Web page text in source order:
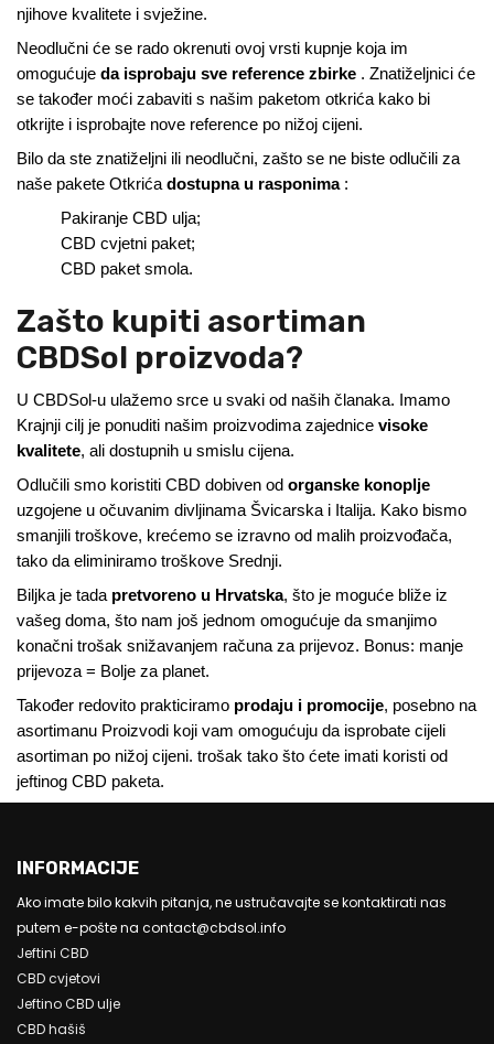
njihove kvalitete i svježine.
Neodlučni će se rado okrenuti ovoj vrsti kupnje koja im
omogućuje da isprobaju sve reference zbirke . Znatiželjnici će
se također moći zabaviti s našim paketom otkrića kako bi
otkrijte i isprobajte nove reference po nižoj cijeni.
Bilo da ste znatiželjni ili neodlučni, zašto se ne biste odlučili za
naše pakete Otkrića dostupna u rasponima:
Pakiranje CBD ulja;
CBD cvjetni paket;
CBD paket smola.
Zašto kupiti asortiman
CBDSol proizvoda?
U CBDSol-u ulažemo srce u svaki od naših članaka. Imamo
Krajnji cilj je ponuditi našim proizvodima zajednice visoke
kvalitete, ali dostupnih u smislu cijena.
Odlučili smo koristiti CBD dobiven od organske konoplje
uzgojene u očuvanim divljinama Švicarska i Italija. Kako bismo
smanjili troškove, krećemo se izravno od malih proizvođača,
tako da eliminiramo troškove Srednji.
Biljka je tada pretvoreno u Hrvatska, što je moguće bliže iz
vašeg doma, što nam još jednom omogućuje da smanjimo
konačni trošak snižavanjem računa za prijevoz. Bonus: manje
prijevoza = Bolje za planet.
Također redovito prakticiramo prodaju i promocije, posebno na
asortimanu Proizvodi koji vam omogućuju da isprobate cijeli
asortiman po nižoj cijeni. trošak tako što ćete imati koristi od
jeftinog CBD paketa.
INFORMACIJE
Ako imate bilo kakvih pitanja, ne ustručavajte se kontaktirati nas
putem e-pošte na contact@cbdsol.info
Jeftini CBD
CBD cvjetovi
Jeftino CBD ulje
CBD hašiš